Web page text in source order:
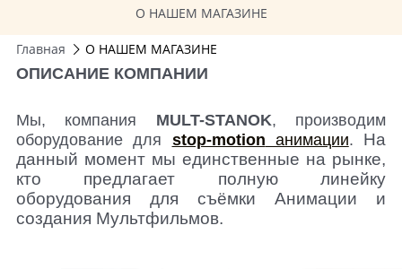
О НАШЕМ МАГАЗИНЕ
Главная О НАШЕМ МАГАЗИНЕ
ОПИСАНИЕ КОМПАНИИ
Мы, компания MULT-STANOK, производим
оборудование для
stop-motion анимации. На
данный момент мы единственные на рынке,
кто предлагает полную линейку
оборудования для съёмки Анимации и
создания Мультфильмов.